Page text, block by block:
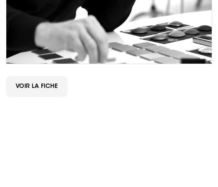
VOIR LA FICHE